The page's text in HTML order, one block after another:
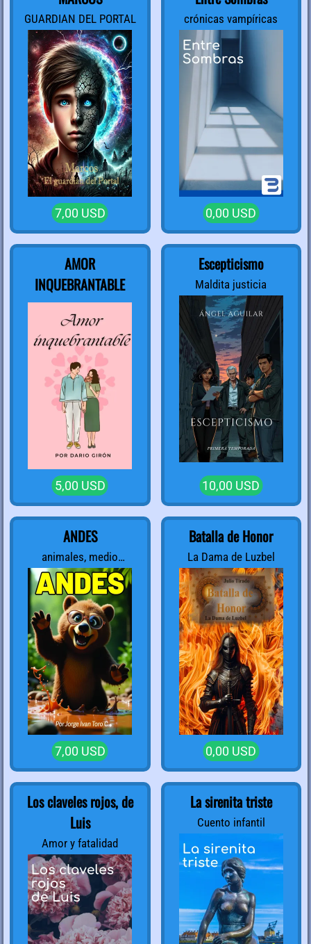
GUARDIAN DEL PORTAL
7,00 USD
crónicas vampíricas
0,00 USD
AMOR
INQUEBRANTABLE
5,00 USD
Escepticismo
Maldita justicia
10,00 USD
ANDES
animales, medio
ambiente, fantasia
7,00 USD
Batalla de Honor
La Dama de Luzbel
0,00 USD
Los claveles rojos, de
Luis
Amor y fatalidad
La sirenita triste
Cuento infantil